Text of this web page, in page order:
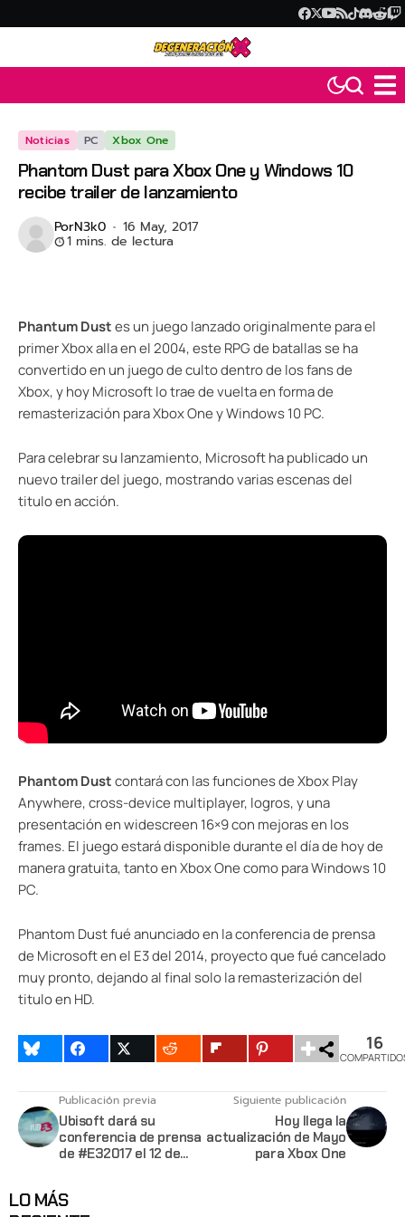
Noticias PC Xbox One
Phantom Dust para Xbox One y Windows 10
recibe trailer de lanzamiento
PorN3k0 16 May, 2017
1 mins. de lectura
Phantum Dustes un juego lanzado originalmente para el
primer Xbox alla en el 2004, este RPG de batallas se ha
convertido en un juego de culto dentro de los fans de
Xbox, y hoy Microsoft lo trae de vuelta en forma de
remasterización para Xbox One y Windows 10 PC.
Para celebrar su lanzamiento, Microsoft ha publicado un
nuevo trailer del juego, mostrando varias escenas del
titulo en acción.
Phantom Dustcontará con las funciones de Xbox Play
Anywhere, cross-device multiplayer, logros, y una
presentación en widescreen 16×9 con mejoras en los
frames. El juego estará disponible durante el día de hoy de
manera gratuita, tanto en Xbox One como para Windows 10
PC.
Phantom Dust fué anunciado en la conferencia de prensa
de Microsoft en el E3 del 2014, proyecto que fué cancelado
muy pronto, dejando al final solo la remasterización del
titulo en HD.
16
Publicación previa
Ubisoft dará su
conferencia de prensa
de #E32017 el 12 de
Siguiente publicación
Hoy llega la
actualización de Mayo
para Xbox One
LO MÁS